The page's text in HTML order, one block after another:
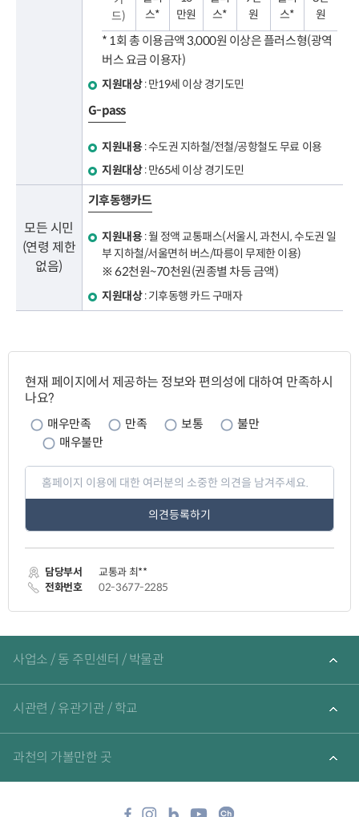
드)
스*
만원
스*
원
스*
원
* 1회 총 이용금액 3,000원 이상은 플러스형(광역
버스 요금 이용자)
지원대상: 만19세 이상 경기도민
G-pass
지원내용: 수도권 지하철/전철/공항철도 무료 이용
지원대상: 만65세 이상 경기도민
모든 시민
(연령 제한
없음)
기후동행카드
지원내용: 월 정액 교통패스(서울시, 과천시, 수도권 일
부 지하철/서울면허 버스/따릉이 무제한 이용)
※ 62천원~70천원(권종별 차등 금액)
지원대상: 기후동행 카드 구매자
이
지
만
족
도
현재 페이지에서 제공하는 정보와 편의성에 대하여 만족하시
나요?
매우만족 만족 보통
불만
매우불만
페
지
도
평
입
력
담당부서
교통과 최**
전화번호
02-3677-2285
관
기
사업소 / 동 주민센터 / 박물관
시관련 / 유관기관 / 학교
과천의 가볼만한 곳